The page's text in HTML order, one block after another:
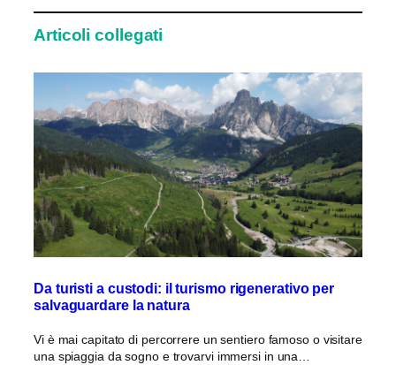
Articoli collegati
Da turisti a custodi: il turismo rigenerativo per
salvaguardare la natura
Vi è mai capitato di percorrere un sentiero famoso o visitare
una spiaggia da sogno e trovarvi immersi in una…